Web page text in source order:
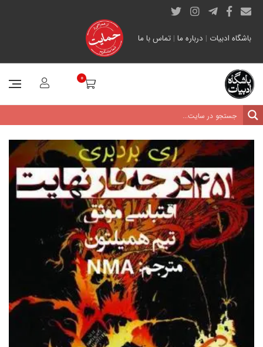
باشگاه ادبیات | درباره ما | تماس با ما
0